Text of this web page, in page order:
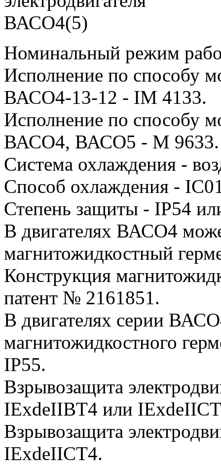
Номинальный режим
Исполнение по способу
ВАСО4-13-12 - IM 4133.
Исполнение по способу
ВАСО4, ВАСО5 - М 9633.
Система охлаждения -
Способ охлаждения -
Степень защиты - IP54
В двигателях ВАСО4
магнитожидкостный
Конструкция
патент № 2161851.
В двигателях серии
магнитожидкостного
IP55.
Взрывозащита
IExdeIIBT4 или
Взрывозащита
IExdeIICT4.